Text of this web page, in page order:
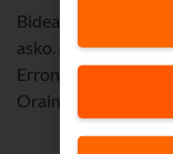
Bidean,
asko. Aktoreek
Erronka
Orain, kapitulu